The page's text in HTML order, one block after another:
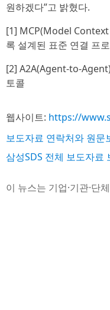
원하겠다”고 밝혔다.
[1] MCP(Model
록 설계된 표준 연결 프
[2] A2A(Agent-to-
토콜
웹사이트: https://
보도자료 연락처와 원문
삼성SDS 전체 보도자료
이 뉴스는 기업·기관·단